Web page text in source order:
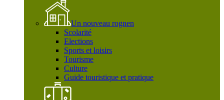
Un nouveau rognen
Scolarité
Elections
Sports et loisirs
Tourisme
Culture
Guide touristique et pratique